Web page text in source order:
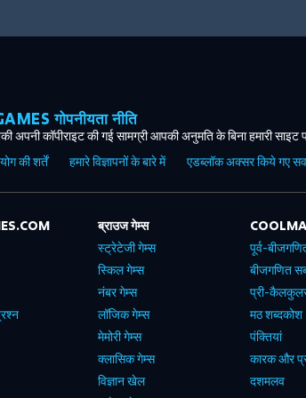
गोपनीयता नीति
अपनी कॉपीराइट की गई सामग्री आपकी अनुमति के बिना हमारी
की शर्तें हमारे विज्ञापनों के बारे में एडब्लॉक अक्सर किये गए
ब्राउज गेम्स
स्ट्रेटेजी गेम्स
स्किल गेम्स
नंबर गेम्स
लॉजिक गेम्स
मेमोरी गेम्स
क्लासिक गेम्स
विज्ञान खेल
पूर्व-
बीजगणित
प्री-
मठ शब्दकोश
पंक्तियां
कारक और
दशमलव